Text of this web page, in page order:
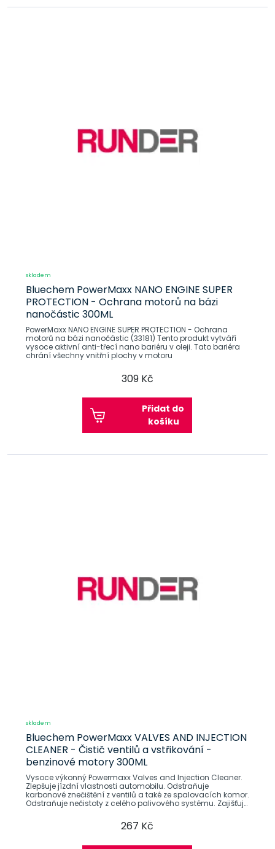
skladem
Bluechem PowerMaxx NANO ENGINE SUPER
PROTECTION - Ochrana motorů na bázi
nanočástic 300ML
PowerMaxx NANO ENGINE SUPER PROTECTION - Ochrana
motorů na bázi nanočástic (33181) Tento produkt vytváří
vysoce aktivní anti-třecí nano bariéru v oleji. Tato bariéra
chrání všechny vnitřní plochy v motoru
309 Kč
Přidat do
košíku
skladem
Bluechem PowerMaxx VALVES AND INJECTION
CLEANER - Čistič ventilů a vstřikování -
benzinové motory 300ML
Vysoce výkonný Powermaxx Valves and Injection Cleaner.
Zlepšuje jízdní vlastnosti automobilu. Odstraňuje
karbonové znečištění z ventilů a také ze spalovacích komor.
Odstraňuje nečistoty z celého palivového systému. Zajišťuje
267 Kč